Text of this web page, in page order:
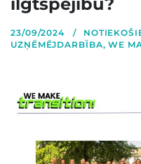
23/09/2024
UZŅĒMĒJDARBĪBA,WE